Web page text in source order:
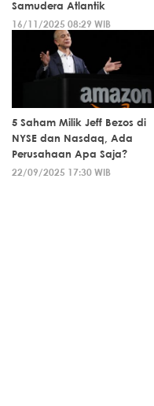
Samudera Atlantik
16/11/2025 08:29 WIB
5 Saham Milik Jeff Bezos di
NYSE dan Nasdaq, Ada
Perusahaan Apa Saja?
22/09/2025 17:30 WIB